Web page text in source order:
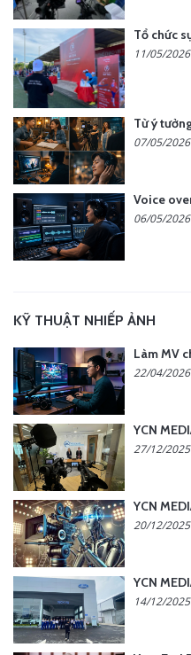
11/05/2026
07/05/2026
06/05/2026
KỸ THUẬT NHIẾP ẢNH
22/04/2026
27/12/2025
20/12/2025
14/12/2025